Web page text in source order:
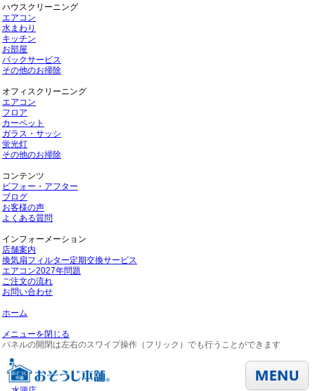
ハウスクリーニング
エアコン
水まわり
キッチン
お部屋
パックサービス
その他のお掃除
オフィスクリーニング
エアコン
フロア
カーペット
ガラス・サッシ
蛍光灯
その他のお掃除
コンテンツ
ビフォー・アフター
ブログ
お客様の声
よくある質問
インフォーメーション
店舗案内
換気扇フィルター定期交換サービス
エアコン2027年問題
ご注文の流れ
お問い合わせ
ホーム
メニューを閉じる
パネルの開閉は左右のスワイプ操作（フリック）でも行うことができます